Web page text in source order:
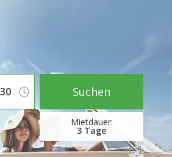
English (US)
Ελληνικά
Hrvatski
3 Tage
Suchen